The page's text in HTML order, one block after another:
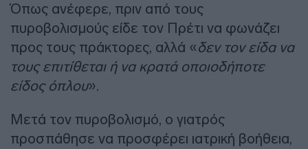
Όπως ανέφερε, πριν από τους
πυροβολισμούς είδε τον Πρέτι να φωνάζει
προς τους πράκτορες, αλλά «δεν τον είδα να
τους επιτίθεται ή να κρατά οποιοδήποτε
είδος όπλου».
Μετά τον πυροβολισμό, ο γιατρός
προσπάθησε να προσφέρει ιατρική βοήθεια,